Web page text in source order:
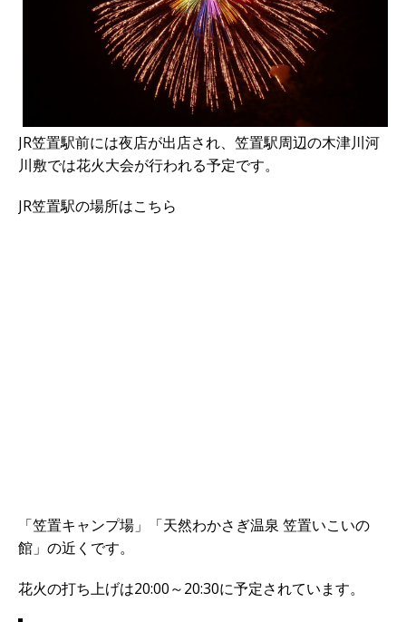
JR笠置駅前には夜店が出店され、笠置駅周辺の木津川河
川敷では花火大会が行われる予定です。
JR笠置駅の場所はこちら
「笠置キャンプ場」「天然わかさぎ温泉 笠置いこいの
館」の近くです。
花火の打ち上げは20:00～20:30に予定されています。